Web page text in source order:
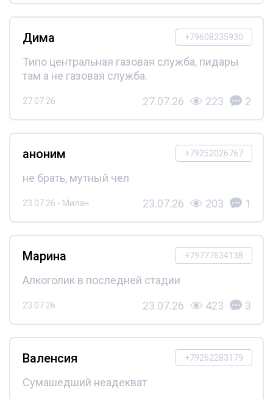
+79608235930
Дима
Типо центральная газовая служба, пидары
там а не газовая служба.
27.07.26 27.07.26 223 2
+79252026767
аноним
не брать, мутный чел
23.07.26 - Милан 23.07.26 203 1
+79777634138
Марина
Алкоголик в последней стадии
23.07.26 23.07.26 423 3
+79262283179
Валенсия
Сумашедший неадекват